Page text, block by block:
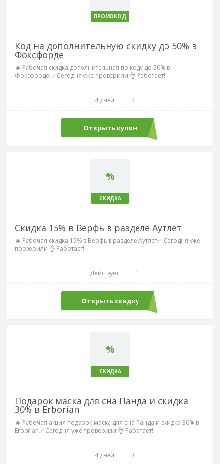
ПРОМОКОД
Код на дополнительную скидку до 50% в
Фоксфорде
🔥 Рабочая скидка дополнительная по коду до 50% в
Фоксфорде ✅ Сегодня уже проверили 👌 Работает!
4 дней 2
Открыть купон
REPETITOR12
%
СКИДКА
Скидка 15% в Верфь в разделе Аутлет
🔥 Рабочая скидка 15% в Верфь в разделе Аутлет✅ Сегодня уже
проверили 👌 Работает!
Действует 3
Открыть скидку
%
СКИДКА
Подарок маска для сна Панда и скидка
30% в Erborian
🔥 Рабочая акция подарок маска для сна Панда и скидка 30% в
Erborian✅ Сегодня уже проверили 👌 Работает!
4 дней 3